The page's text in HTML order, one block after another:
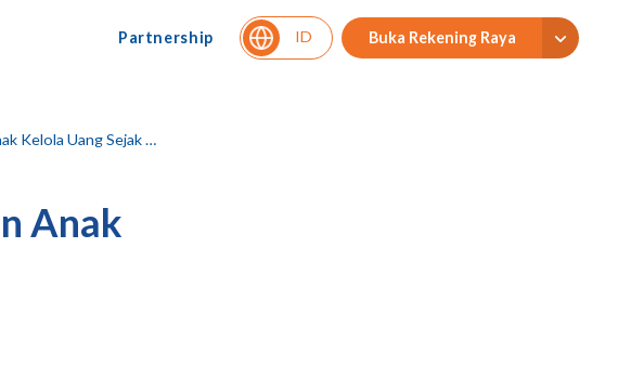
Partnership ID Buka Rekening Raya
Uang Sejak Dini
Anak